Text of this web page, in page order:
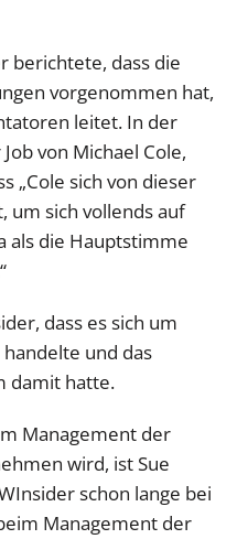
berichtete, dass die
vorgenommen hat,
leitet. In der
von Michael Cole,
„Cole sich von dieser
um sich vollends auf
als die Hauptstimme
dass es sich um
und das
damit hatte.
Management der
wird, ist Sue
schon lange bei
Management der